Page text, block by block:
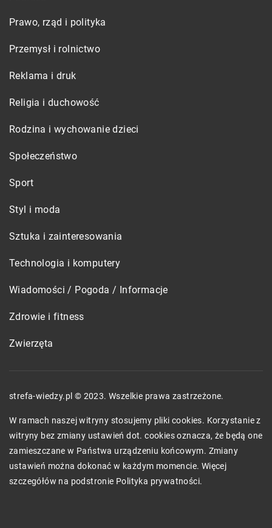
Prawo, rząd i polityka
Przemysł i rolnictwo
Reklama i druk
Religia i duchowość
Rodzina i wychowanie dzieci
Społeczeństwo
Sport
Styl i moda
Sztuka i zainteresowania
Technologia i komputery
Wiadomości / Pogoda / Informacje
Zdrowie i fitness
Zwierzęta
strefa-wiedzy.pl © 2023. Wszelkie prawa zastrzeżone.
W ramach naszej witryny stosujemy pliki cookies. Korzystanie z
witryny bez zmiany ustawień dot. cookies oznacza, że będą one
zamieszczane w Państwa urządzeniu końcowym. Zmiany
ustawień można dokonać w każdym momencie. Więcej
szczegółów na podstronie Polityka prywatności.